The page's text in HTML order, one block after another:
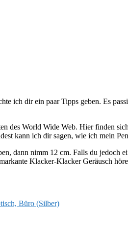
ich dir ein paar Tipps geben. Es
des World Wide Web. Hier finden
kann ich dir sagen, wie ich mein
dann nimm 12 cm. Falls du jedoch
Klacker-Klacker Geräusch